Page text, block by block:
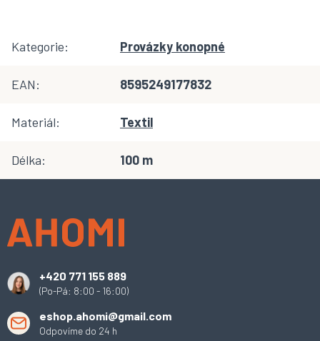
Kategorie: Provázky konopné
EAN: 8595249177832
Materiál: Textil
Délka: 100 m
+420 771 155 889
(Po-Pá: 8:00 - 16:00)
eshop.ahomi@gmail.com
Odpovíme do 24 h